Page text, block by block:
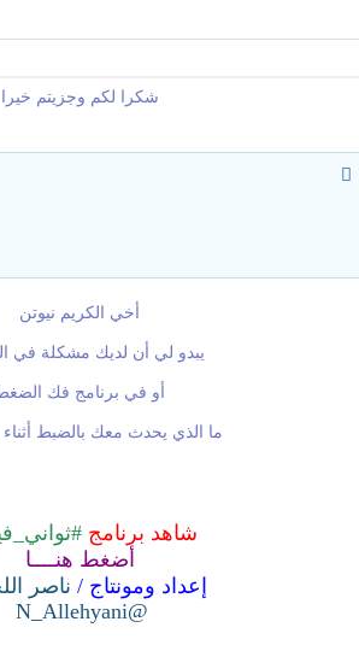
شكرا لكم وجزيتم خيرا
أخي الكريم نيوتن
يبدو لي أن لديك مشكلة في
أو في برنامج فك
ما الذي يحدث معك بالضبط أثناء
شاهد برنامج
أضغط هنــــا
إعداد ومونتاج / ناصر
@N_Allehyani